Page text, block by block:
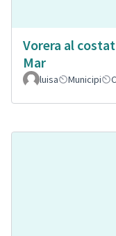
Vorera al
Mar
luisa Municipi